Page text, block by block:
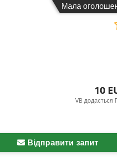
Мала
10
VB додається
Відправити запит